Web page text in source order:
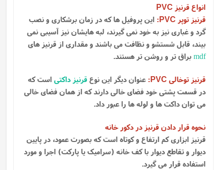
انواع قرنیز PVC
قرنیز توپر PVC
: این پروفیل ها که در زمان برشکاری و نصب
گرد و غباری نیز به خود نمی گیرند، لبه هایشان نیز آسیبی نمی
بیند، قابل شستشو و نظافت می باشند و مقداری از قرنیز های
mdfبراق تر و روشن تر هستند.
قرنیز توخالی PVC
: عنوان دیگر این نوعقرنیز داکتی است که
در قسمت پشتی خود فضای خالی دارند که از همان فضای خالی
می توان داکت ها و لوله ها را عبور داد.
نحوه قرار دادن قرنیز در دکور خانه
قرنیز ابزاری کم ارتفاع و کوتاه است که بصورت عمود، در پایین
دیوار و تقاطع دیوار با کف خانه (سرامیک یا پارکت) اجرا و مورد
استفاده قرار می گیرد.